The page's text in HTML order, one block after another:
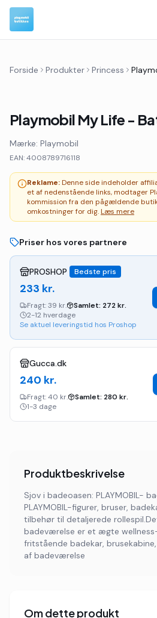
Forside Produkter Princess
Playmobil My Life -
Mærke: Playmobil
EAN:4008789716118
Reklame:Denne side indeholder
et af nedenstående links, modtager
kommission fra den pågældende
omkostninger for dig.Læs mere
Priser hos vores partnere
PROSHOP Bedste pris
233 kr.
Fragt:39 kr. Samlet: 272kr.
2-12 hverdage
Se aktuel leveringstid hos Proshop
Gucca.dk
240 kr.
Fragt:40 kr. Samlet: 280 kr.
1-3 dage
Produktbeskrivelse
Sjov i badeoasen: PLAYMOBIL-
PLAYMOBIL-figurer, bruser,
tilbehør til detaljerede
badeværelse er et ægte
fritstående badekar,
af badeværelse
Om dette produkt